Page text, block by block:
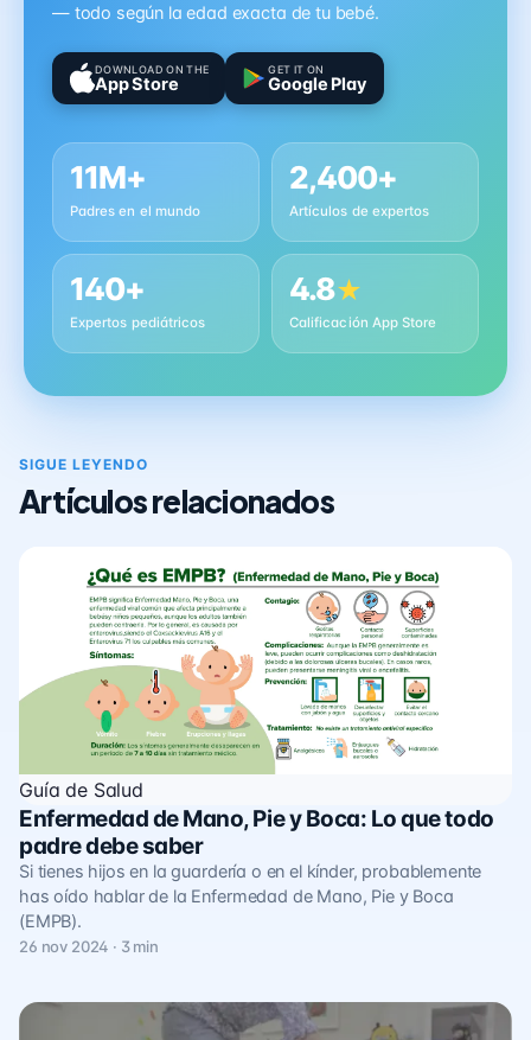
— todo según la edad exacta de tu bebé.
DOWNLOAD ON THE
App Store
GET IT ON
Google Play
11M+
Padres en el mundo
2,400+
Artículos de expertos
140+
Expertos pediátricos
4.8★
Calificación App Store
SIGUE LEYENDO
Artículos relacionados
Guía de Salud
Enfermedad de Mano, Pie y Boca: Lo que todo
padre debe saber
Si tienes hijos en la guardería o en el kínder, probablemente
has oído hablar de la Enfermedad de Mano, Pie y Boca
(EMPB).
26 nov 2024 · 3 min